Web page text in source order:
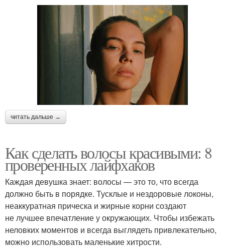
читать дальше →
Как сделать волосы красивыми: 8
проверенных лайфхаков
Каждая девушка знает: волосы — это то, что всегда
должно быть в порядке. Тусклые и нездоровые локоны,
неаккуратная прическа и жирные корни создают
не лучшее впечатление у окружающих. Чтобы избежать
неловких моментов и всегда выглядеть привлекательно,
можно использовать маленькие хитрости.